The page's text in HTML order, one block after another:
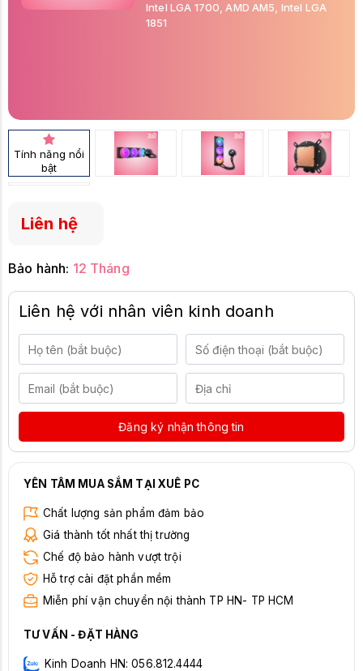
Intel LGA 1700, AMD AM5, Intel LGA
1851
Tính năng nổi
bật
Liên hệ
Bảo hành: 12 Tháng
Liên hệ với nhân viên kinh doanh
Đăng ký nhận thông tin
YÊN TÂM MUA SẮM TẠI XUÊ PC
Chất lượng sản phẩm đảm bảo
Giá thành tốt nhất thị trường
Chế độ bảo hành vượt trội
Hỗ trợ cài đặt phần mềm
Miễn phí vận chuyển nội thành TP HN- TP HCM
TƯ VẤN - ĐẶT HÀNG
Kinh Doanh HN: 056.812.4444